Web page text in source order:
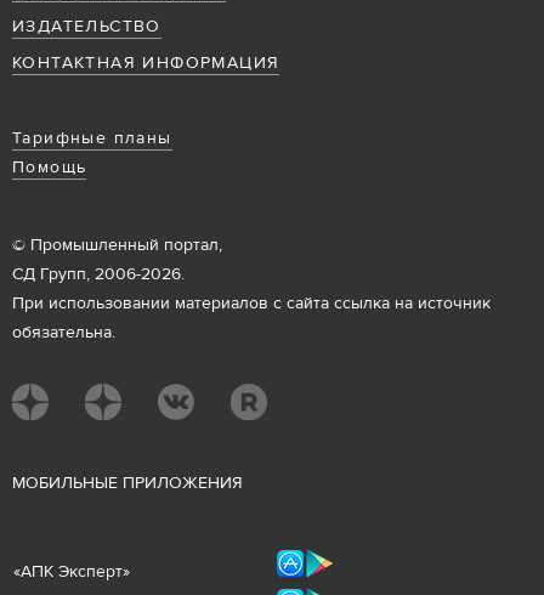
ИЗДАТЕЛЬСТВО
КОНТАКТНАЯ ИНФОРМАЦИЯ
Тарифные планы
Помощь
© Промышленный портал,
СД Групп, 2006-2026.
При использовании материалов с сайта ссылка на источник
обязательна.
МОБИЛЬНЫЕ ПРИЛОЖЕНИЯ
«АПК Эксперт»